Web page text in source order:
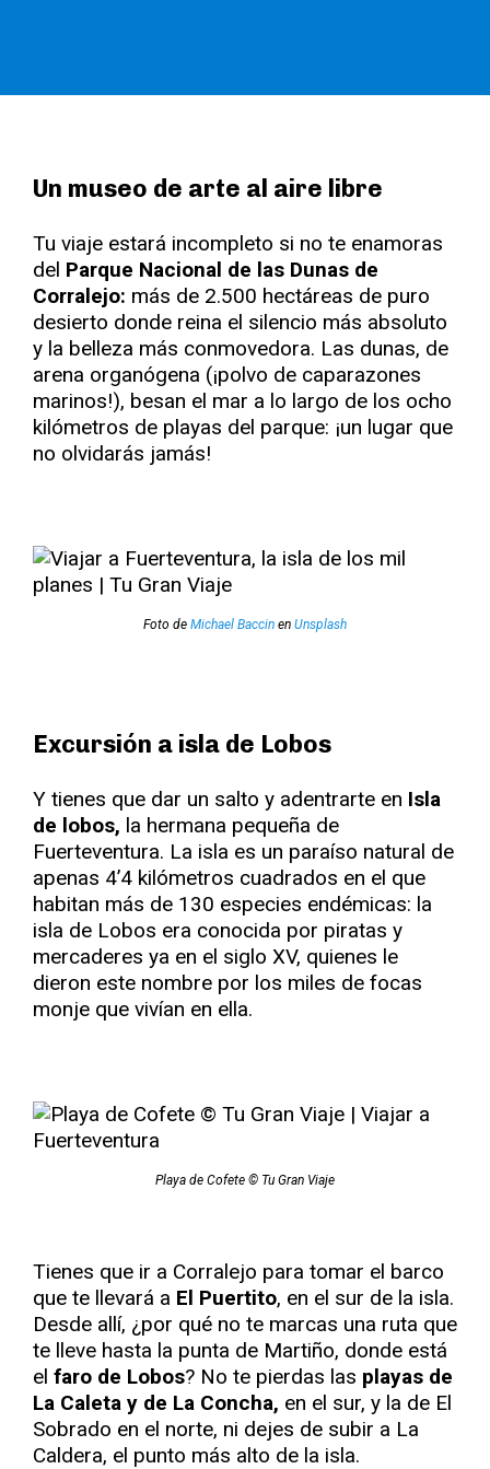
Un museo de arte al aire libre
Tu viaje estará incompleto si no te enamoras
del Parque Nacional de las Dunas de
Corralejo: más de 2.500 hectáreas de puro
desierto donde reina el silencio más absoluto
y la belleza más conmovedora. Las dunas, de
arena organógena (¡polvo de caparazones
marinos!), besan el mar a lo largo de los ocho
kilómetros de playas del parque: ¡un lugar que
no olvidarás jamás!
Foto de Michael Baccin en Unsplash
Excursión a isla de Lobos
Y tienes que dar un salto y adentrarte en Isla
de lobos, la hermana pequeña de
Fuerteventura. La isla es un paraíso natural de
apenas 4’4 kilómetros cuadrados en el que
habitan más de 130 especies endémicas: la
isla de Lobos era conocida por piratas y
mercaderes ya en el siglo XV, quienes le
dieron este nombre por los miles de focas
monje que vivían en ella.
Playa de Cofete © Tu Gran Viaje
Tienes que ir a Corralejo para tomar el barco
que te llevará a El Puertito, en el sur de la isla.
Desde allí, ¿por qué no te marcas una ruta que
te lleve hasta la punta de Martiño, donde está
el faro de Lobos? No te pierdas las playas de
La Caleta y de La Concha, en el sur, y la de El
Sobrado en el norte, ni dejes de subir a La
Caldera, el punto más alto de la isla.